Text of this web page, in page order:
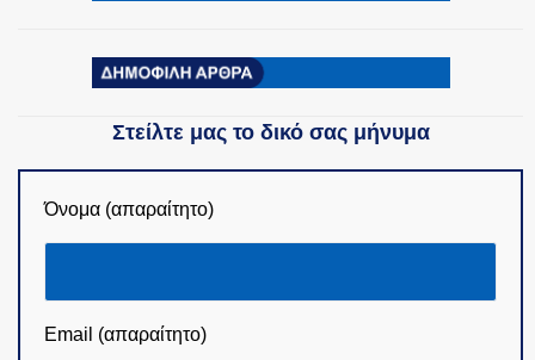
Στείλτε μας το δικό σας μήνυμα
Όνομα (απαραίτητο)
Email (απαραίτητο)